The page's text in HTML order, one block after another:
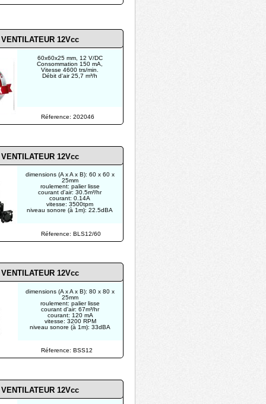
VENTILATEUR 12Vcc
Réference: BLS12/60
Réference: 202046
Réference: BSS12
VENTILATEUR 12Vcc
VENTILATEUR 12Vcc
VENTILATEUR 12Vcc
dimensions (A x A x B): 60 x 60 x
25mm
roulement: palier lisse
courant d'air: 30.5m³/hr
courant: 0.14A
vitesse: 3500tpm
niveau sonore (à 1m): 22.5dBA
60x60x25 mm, 12 V/DC
Consommation 150 mA,
Vitesse 4600 trs/min.
Débit d'air 25,7 m³/h
dimensions (A x A x B): 80 x 80 x
25mm
roulement: palier lisse
courant d'air: 67m³/hr
courant: 120 mA
vitesse: 3200 RPM
niveau sonore (à 1m): 33dBA